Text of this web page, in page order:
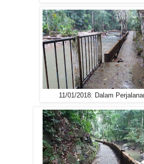
11/01/2018: Dalam